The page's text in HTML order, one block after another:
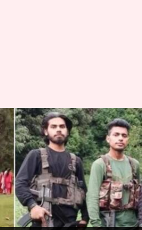
ముందు బేతాబ్‌
సంచారంపై
2025 04:16 pm